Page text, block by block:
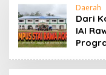
Daerah
Dari
IAI